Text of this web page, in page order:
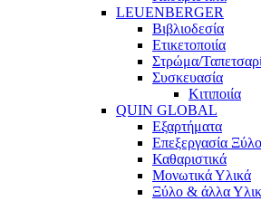
LEUENBERGER
Βιβλιοδεσία
Ετικετοποιία
Στρώμα/
Συσκευασία
Κιτιποιία
QUIN GLOBAL
Εξαρτήματα
Επεξεργασία
Καθαριστικά
Μονωτικά Υλικά
Ξύλο & άλλα